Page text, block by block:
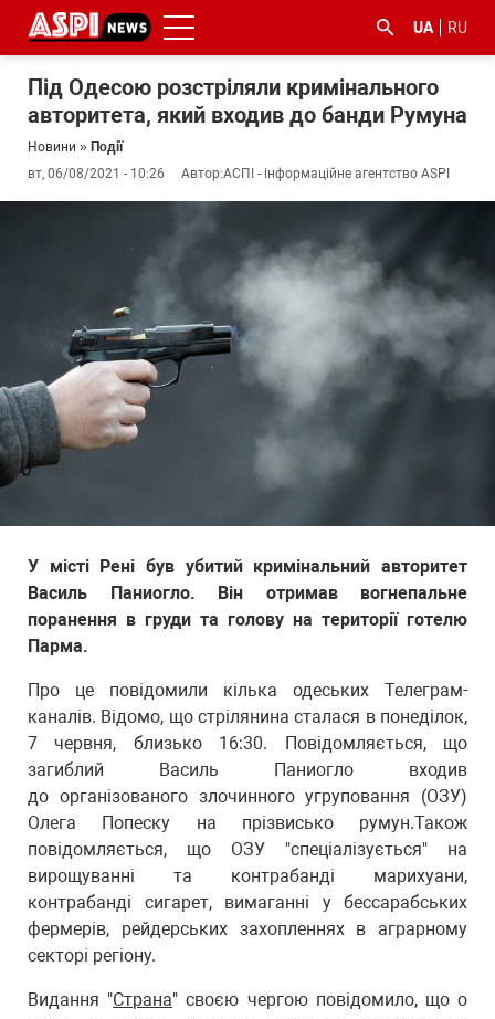
UA RU
Під Одесою розстріляли кримінального
авторитета, який входив до банди Румуна
Новини » Події
вт, 06/08/2021 - 10:26
Автор:АСПІ - інформаційне агентство ASPI
У місті Рені був убитий кримінальний авторитет
Василь Паниогло. Він отримав вогнепальне
поранення в груди та голову на території готелю
Парма.
Про це повідомили кілька одеських Телеграм-
каналів. Відомо, що стрілянина сталася в понеділок,
7 червня, близько 16:30. Повідомляється, що
загиблий Василь Паниогло входив
до організованого злочинного угруповання (ОЗУ)
Олега Попеску на прізвисько румун.Також
повідомляється, що ОЗУ "спеціалізується" на
вирощуванні та контрабанді марихуани,
контрабанді сигарет, вимаганні у бессарабських
фермерів, рейдерських захопленнях в аграрному
секторі регіону.
Видання "Страна" своєю чергою повідомило, що о
корупцією
#Київ #коронавірус